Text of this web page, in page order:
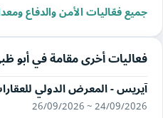
جميع فعّاليات الأمن والدفاع
فعاليات أخرى مقامة في أبو
آيريس - المعرض الدولي
24/09/2026 ~ 26/09/2026